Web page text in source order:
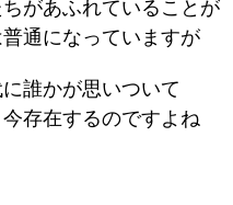
があふれていることが
通になっていますが
誰かが思いついて
存在するのですよね